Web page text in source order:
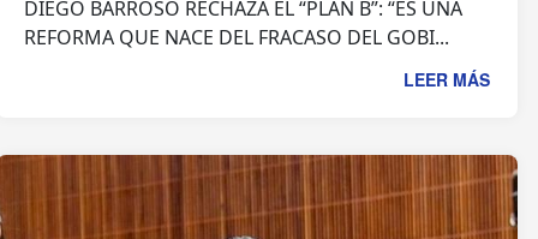
DIEGO BARROSO RECHAZA EL “PLAN B”: “ES UNA
REFORMA QUE NACE DEL FRACASO DEL GOBI...
LEER MÁS